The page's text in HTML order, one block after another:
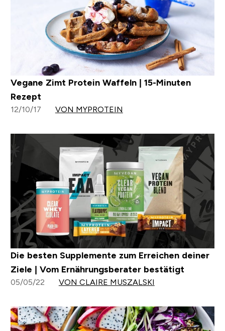
Vegane Zimt Protein Waffeln | 15-Minuten
Rezept
12/10/17 VON MYPROTEIN
Die besten Supplemente zum Erreichen deiner
Ziele | Vom Ernährungsberater bestätigt
05/05/22 VON CLAIRE MUSZALSKI